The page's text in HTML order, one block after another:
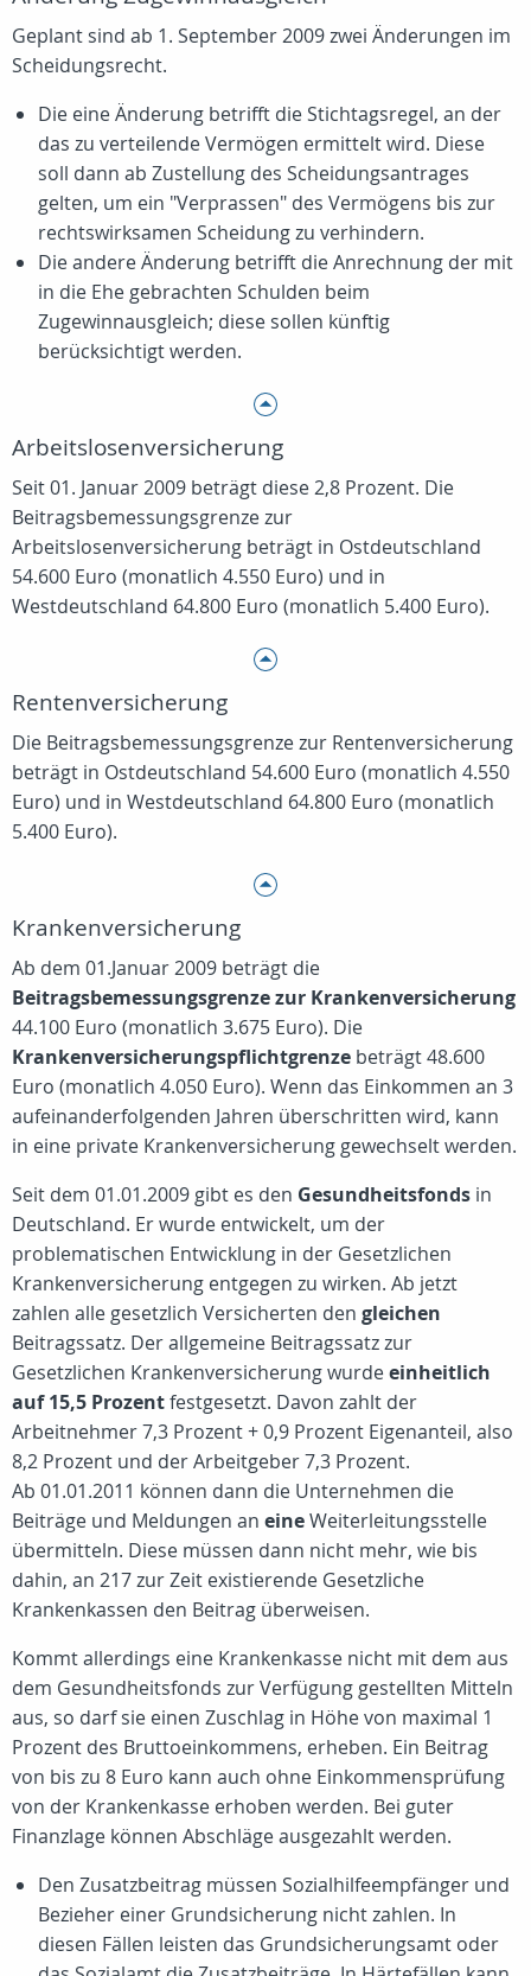
Geplant sind ab 1. September 2009 zwei Änderungen im
Scheidungsrecht.
Die eine Änderung betrifft die Stichtagsregel, an der
das zu verteilende Vermögen ermittelt wird. Diese
soll dann ab Zustellung des Scheidungsantrages
gelten, um ein "Verprassen" des Vermögens bis zur
rechtswirksamen Scheidung zu verhindern.
Die andere Änderung betrifft die Anrechnung der mit
in die Ehe gebrachten Schulden beim
Zugewinnausgleich; diese sollen künftig
berücksichtigt werden.
Arbeitslosenversicherung
Seit 01. Januar 2009 beträgt diese 2,8 Prozent. Die
Beitragsbemessungsgrenze zur
Arbeitslosenversicherung beträgt in Ostdeutschland
54.600 Euro (monatlich 4.550 Euro) und in
Westdeutschland 64.800 Euro (monatlich 5.400 Euro).
Rentenversicherung
Die Beitragsbemessungsgrenze zur Rentenversicherung
beträgt in Ostdeutschland 54.600 Euro (monatlich 4.550
Euro) und in Westdeutschland 64.800 Euro (monatlich
5.400 Euro).
Krankenversicherung
Ab dem 01.Januar 2009 beträgt die
Beitragsbemessungsgrenze zur Krankenversicherung
44.100 Euro (monatlich 3.675 Euro). Die
Krankenversicherungspflichtgrenze beträgt 48.600
Euro (monatlich 4.050 Euro). Wenn das Einkommen an 3
aufeinanderfolgenden Jahren überschritten wird, kann
in eine private Krankenversicherung gewechselt werden.
Seit dem 01.01.2009 gibt es den Gesundheitsfonds in
Deutschland. Er wurde entwickelt, um der
problematischen Entwicklung in der Gesetzlichen
Krankenversicherung entgegen zu wirken. Ab jetzt
zahlen alle gesetzlich Versicherten den gleichen
Beitragssatz. Der allgemeine Beitragssatz zur
Gesetzlichen Krankenversicherung wurdeeinheitlich
auf 15,5 Prozentfestgesetzt. Davon zahlt der
Arbeitnehmer 7,3 Prozent + 0,9 Prozent Eigenanteil, also
8,2 Prozent und der Arbeitgeber 7,3 Prozent.
Ab 01.01.2011 können dann die Unternehmen die
Beiträge und Meldungen an eineWeiterleitungsstelle
übermitteln. Diese müssen dann nicht mehr, wie bis
dahin, an 217 zur Zeit existierende Gesetzliche
Krankenkassen den Beitrag überweisen.
Kommt allerdings eine Krankenkasse nicht mit dem aus
dem Gesundheitsfonds zur Verfügung gestellten Mitteln
aus, so darf sie einen Zuschlag in Höhe von maximal 1
Prozent des Bruttoeinkommens, erheben. Ein Beitrag
von bis zu 8 Euro kann auch ohne Einkommensprüfung
von der Krankenkasse erhoben werden. Bei guter
Finanzlage können Abschläge ausgezahlt werden.
Den Zusatzbeitrag müssen Sozialhilfeempfänger und
Bezieher einer Grundsicherung nicht zahlen. In
diesen Fällen leisten das Grundsicherungsamt oder